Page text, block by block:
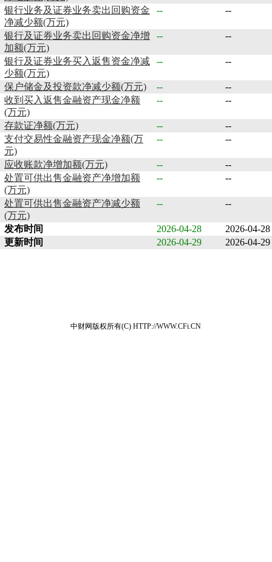
银行业务及证券业务卖出回购资金
净减少额(万元)
-- --
银行及证券业务卖出回购资金净增
加额(万元)
-- --
银行及证券业务买入返售资金净减
少额(万元)
-- --
保户储金及投资款净减少额(万元) --
--
收到买入返售金融资产现金净额
(万元)
-- --
存款证净额(万元) --
--
支付交易性金融资产现金净额(万
元)
-- --
应收账款净增加额(万元) --
--
处置可供出售金融资产净增加额
(万元)
-- --
处置可供出售金融资产净减少额
(万元)
-- --
发布时间 2026-04-28
2026-04-28
更新时间
2026-04-29 2026-04-29
中财网版权所有(C) HTTP://WWW.CFi.CN